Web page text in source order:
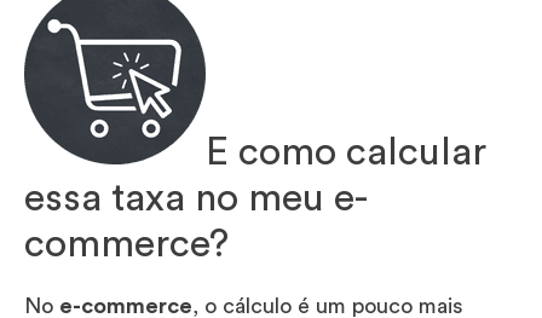
E como calcular
essa taxa no meu e-
commerce?
No e-commerce , o cálculo é um pouco mais